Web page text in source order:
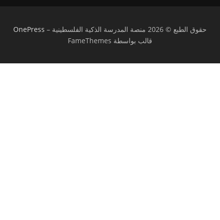
حقوق الطبع © 2026 منصة المدرسة الذكية الفلسطينية –
OnePress
قالب بواسطة FameThemes